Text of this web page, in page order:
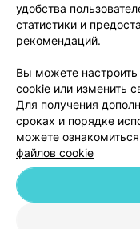
удобства
статистики и
рекомендаций.
Вы можете
cookie или изменить
Для получения
сроках и порядке
можете
файлов cookie